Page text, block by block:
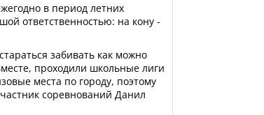
в период летних
ответственностью: на кону -
забивать как можно
проходили школьные лиги
места по городу, поэтому
соревнований Данил